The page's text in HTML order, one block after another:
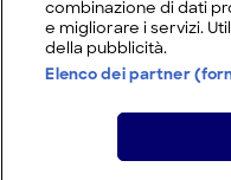
combinazione di dati
e migliorare i servizi.
della pubblicità.
Elenco dei partner